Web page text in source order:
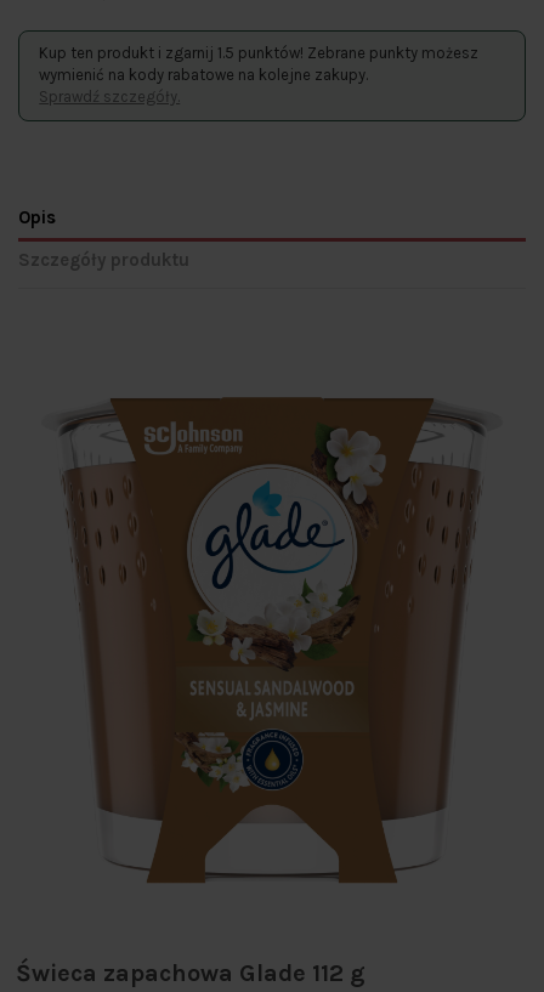
Kup ten produkt i zgarnij 1.5 punktów! Zebrane punkty możesz
wymienić na kody rabatowe na kolejne zakupy.
Sprawdź szczegóły.
Opis
Szczegóły produktu
Świeca zapachowa Glade 112 g